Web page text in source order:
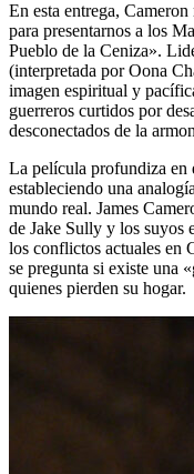
En esta entrega,
para presentarnos a los
Pueblo de la Ceniza».
(interpretada por Oona
imagen espiritual y
guerreros curtidos por
desconectados de la
La película profundiza en
estableciendo una
mundo real. James
de Jake Sully y los suyos
los conflictos actuales en
se pregunta si existe una
quienes pierden su hogar.